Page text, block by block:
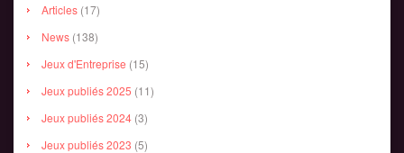
Articles (17)
News (138)
Jeux d'Entreprise (15)
Jeux publiés 2025 (11)
Jeux publiés 2024 (3)
Jeux publiés 2023 (5)